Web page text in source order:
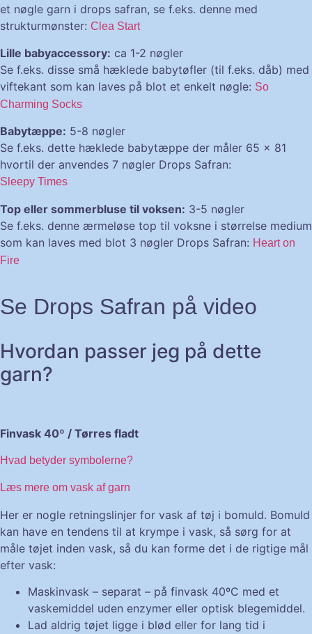
et nøgle garn i drops safran, se f.eks. denne med
strukturmønster: Clea Start
Lille babyaccessory: ca 1-2 nøgler
Se f.eks. disse små hæklede babytøfler (til f.eks. dåb) med
viftekant som kan laves på blot et enkelt nøgle: So
Charming Socks
Babytæppe: 5-8 nøgler
Se f.eks. dette hæklede babytæppe der måler 65 x 81
hvortil der anvendes 7 nøgler Drops Safran:
Sleepy Times
Top eller sommerbluse til voksen: 3-5 nøgler
Se f.eks. denne ærmeløse top til voksne i størrelse medium
som kan laves med blot 3 nøgler Drops Safran: Heart on
Fire
Se Drops Safran på video
Hvordan passer jeg på dette
garn?
Finvask 40º / Tørres fladt
Hvad betyder symbolerne?
Læs mere om vask af garn
Her er nogle retningslinjer for vask af tøj i bomuld. Bomuld
kan have en tendens til at krympe i vask, så sørg for at
måle tøjet inden vask, så du kan forme det i de rigtige mål
efter vask:
Maskinvask – separat – på finvask 40ºC med et
vaskemiddel uden enzymer eller optisk blegemiddel.
Lad aldrig tøjet ligge i blød eller for lang tid i